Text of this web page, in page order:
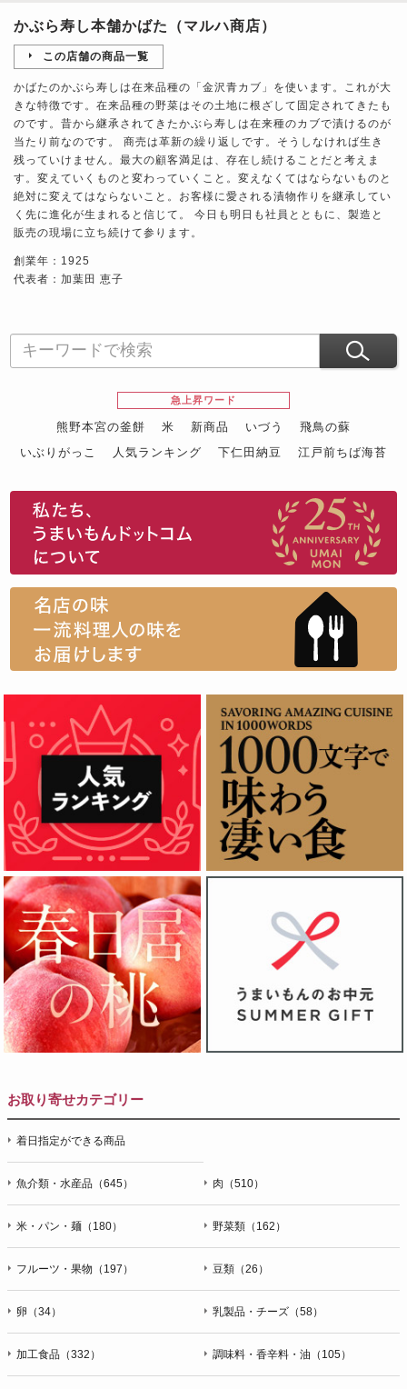
かぶら寿し本舗かばた（マルハ商店）
この店舗の商品一覧
かばたのかぶら寿しは在来品種の「金沢青カブ」を使います。これが大
きな特徴です。在来品種の野菜はその土地に根ざして固定されてきたも
のです。昔から継承されてきたかぶら寿しは在来種のカブで漬けるのが
当たり前なのです。 商売は革新の繰り返しです。そうしなければ生き
残っていけません。最大の顧客満足は、存在し続けることだと考えま
す。変えていくものと変わっていくこと。変えなくてはならないものと
絶対に変えてはならないこと。お客様に愛される漬物作りを継承してい
く先に進化が生まれると信じて。 今日も明日も社員とともに、製造と
販売の現場に立ち続けて参ります。
創業年：1925
代表者：加葉田 恵子
急上昇ワード
熊野本宮の釜餅 米 新商品 いづう
飛鳥の蘇
いぶりがっこ
人気ランキング 下仁田納豆
江戸前ちば海苔
お取り寄せカテゴリー
着日指定ができる商品
魚介類・水産品（645） 肉（510）
米・パン・麺（180） 野菜類（162）
フルーツ・果物（197） 豆類（26）
卵（34） 乳製品・チーズ（58）
加工食品（332） 調味料・香辛料・油（105）